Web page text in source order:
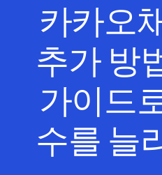
카카오
추가 방
가이드
수를 늘